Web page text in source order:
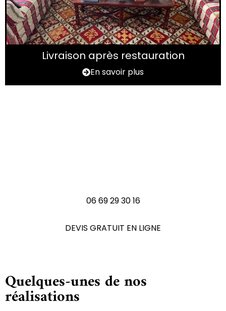
Livraison après restauration
En savoir plus
06 69 29 30 16
DEVIS GRATUIT EN LIGNE
Quelques-unes de nos
réalisations